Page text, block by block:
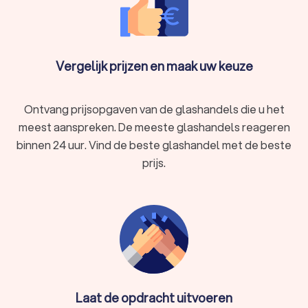
technieken om ervoor te zorgen dat de glaswerken
goed worden geïnstalleerd.
Een ervaren glashandel uit Zomergem kan snel
met een kapotte ruit zit. Dit komt zeker voordelig uit als
die u met spoed kunt inschakelen.
Deze glashandels zijn gespecialiseerd in
het plaatsen van glas in ramen en kozijnen. Zo werkt de
ramenzetter uit Zomergem met verschillende soorten
glaswerken en zorgt voor een goede afdichting.
ruit snel vervangen moet worden, bijvoorbeeld na een
Vergelijk prijzen en maak uw keuze
Ontvang prijsopgaven van de glashandels die u het
meest aanspreken. De meeste glashandels reageren
binnen 24 uur. Vind de beste glashandel met de beste
prijs.
Laat de opdracht uitvoeren